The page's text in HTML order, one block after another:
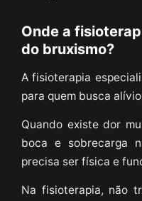
Onde a
do bruxismo?
A fisioterapia
para quem busca
Quando existe dor
boca e sobrecarga
precisa ser física e
Na fisioterapia, não